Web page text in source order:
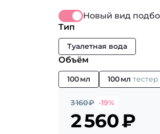
Новый вид
Тип
Туалетная вода
Объём
100 мл 100 мл тестер
3 160₽ -19%
2 560₽